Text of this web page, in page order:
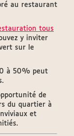
au restaurant
tous
y inviter
sur le
à 50% peut
de
du quartier à
et